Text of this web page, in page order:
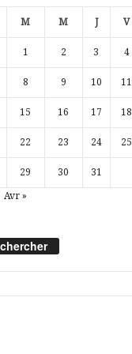
M M J V
1 2 3 4
8 9 10 11
15 16 17 18
22 23 24 25
29 30 31
Avr »